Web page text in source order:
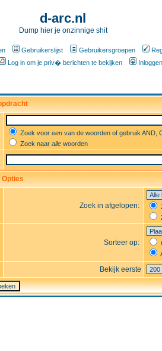
d-arc.nl
Dump hier je onzinnige shit
Gebruikerslijst Gebruikersgroepen
Log in om je priv� berichten te bekijken Inloggen
Zoek voor een van de woorden of gebruik AND,
Zoek naar alle woorden
Opties
Zoek in afgelopen:
Sorteer op:
Bekijk eerste